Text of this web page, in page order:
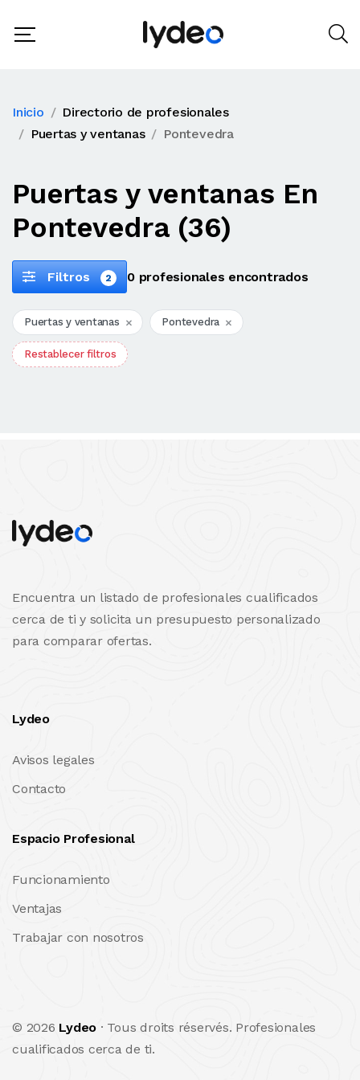
Inicio
Directorio de profesionales
Puertas y ventanas
Pontevedra
Puertas y ventanas En
Pontevedra (36)
Filtros 2 0 profesionales encontrados
Puertas y ventanas Pontevedra
Restablecer filtros
Encuentra un listado de profesionales cualificados
cerca de ti y solicita un presupuesto personalizado
para comparar ofertas.
Lydeo
Avisos legales
Contacto
Espacio Profesional
Funcionamiento
Ventajas
Trabajar con nosotros
© 2026 Lydeo · Tous droits réservés. Profesionales
cualificados cerca de ti.